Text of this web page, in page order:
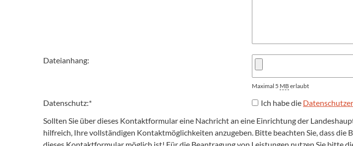
Dateianhang:
Maximal 5 MB erlaubt
Datenschutz:* Ich habe die
Sollten Sie über dieses Kontaktformular eine Nachricht an eine Einrichtung der
hilfreich, Ihre vollständigen Kontaktmöglichkeiten anzugeben. Bitte beachten Sie, dass
dieses Kontaktformular möglich ist! Für die Beantragung von Leistungen nutzen Sie bitte